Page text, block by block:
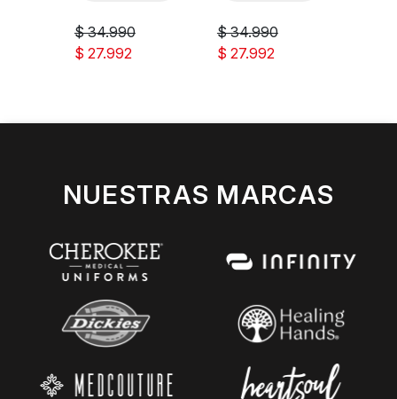
$ 34.990
$ 27.992
$ 34.990
$ 27.992
NUESTRAS MARCAS